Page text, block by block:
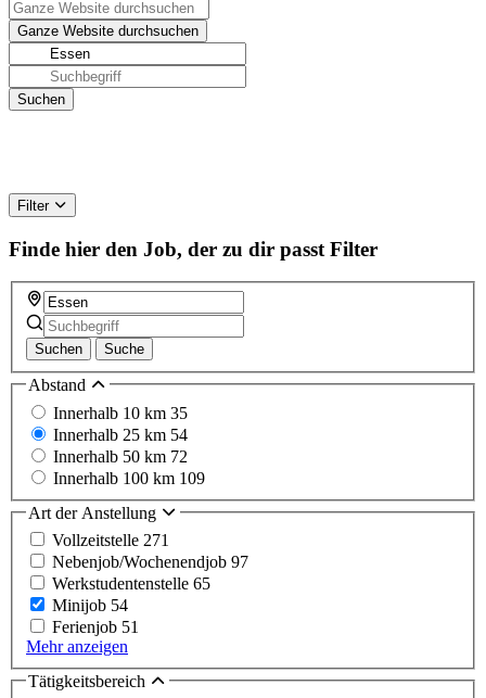
Filter
Finde hier den Job, der zu dir passt Filter
Suchen Suche
Abstand
Innerhalb 10 km 35
Innerhalb 25 km 54
Innerhalb 50 km 72
Innerhalb 100 km 109
Art der Anstellung
Vollzeitstelle 271
Nebenjob/Wochenendjob 97
Werkstudentenstelle 65
Minijob 54
Ferienjob 51
Mehr anzeigen
Tätigkeitsbereich